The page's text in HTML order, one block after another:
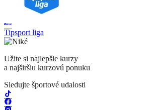
Tipsport liga
Užite si najlepšie kurzy
a najširšiu kurzovú ponuku
Sledujte športové udalosti